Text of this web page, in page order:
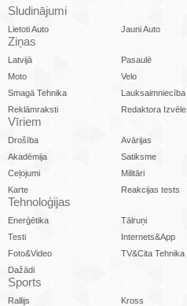
Sludinājumi
Lietoti Auto Jauni Auto
Ziņas
Latvijā Pasaulē
Moto
Velo
Smagā Tehnika
Lauksaimniecība
Reklāmraksti
Redaktora Izvēle
Vīriem
Drošība Avārijas
Akadēmija
Satiksme
Ceļojumi
Militāri
Karte
Reakcijas tests
Tehnoloģijas
Enerģētika Tālruņi
Testi
Internets&App
Foto&Video
TV&Cita Tehnika
Dažādi
Sports
Rallijs Kross